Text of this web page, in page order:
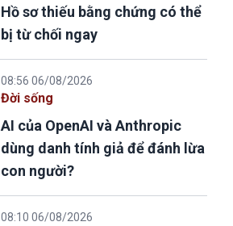
Hồ sơ thiếu bằng chứng có thể
bị từ chối ngay
08:56 06/08/2026
Đời sống
AI của OpenAI và Anthropic
dùng danh tính giả để đánh lừa
con người?
08:10 06/08/2026